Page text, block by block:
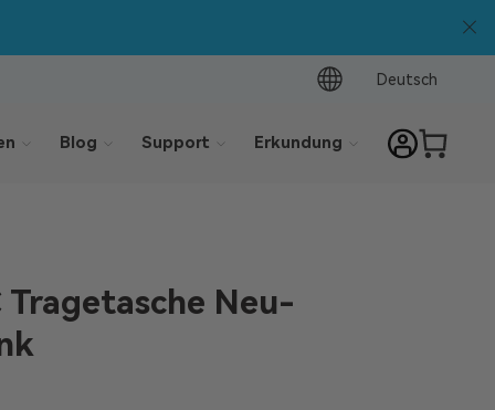
Nutzen Sie den Code
Deutsch
Blog Support Erkundung
Tragetasche Neu-